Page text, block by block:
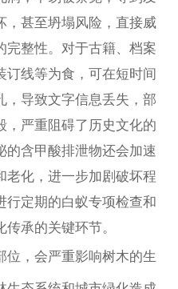
，甚至坍塌风险，直接威
完整性。对于古籍、档案
订线等为食，可在短时间
，导致文字信息丢失，部
，严重阻碍了历史文化的
的含甲酸排泄物还会加速
老化，进一步加剧破坏程
行定期的白蚁专项检查和
承的关键环节。
位，会严重影响树木的生